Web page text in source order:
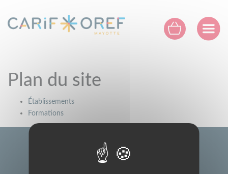
Plan du site
Établissements
Formations